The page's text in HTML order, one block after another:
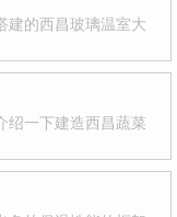
建的西昌玻璃温室大
绍一下建造西昌蔬菜